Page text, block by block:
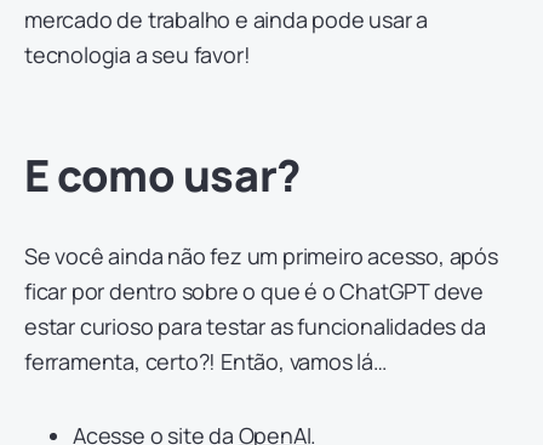
mercado de trabalho e ainda pode usar a
tecnologia a seu favor!
E como usar?
Se você ainda não fez um primeiro acesso, após
ficar por dentro sobre o que é o ChatGPT deve
estar curioso para testar as funcionalidades da
ferramenta, certo?! Então, vamos lá…
Acesse o site da OpenAI.